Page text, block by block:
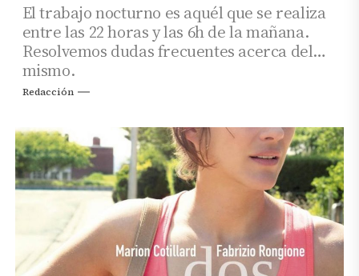
El trabajo nocturno es aquél que se realiza
entre las 22 horas y las 6h de la mañana.
Resolvemos dudas frecuentes acerca del
mismo.
Redacción